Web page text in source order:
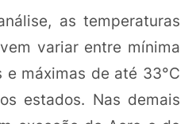
as temperaturas
variar entre mínima
e máximas de até 33°C
estados. Nas demais